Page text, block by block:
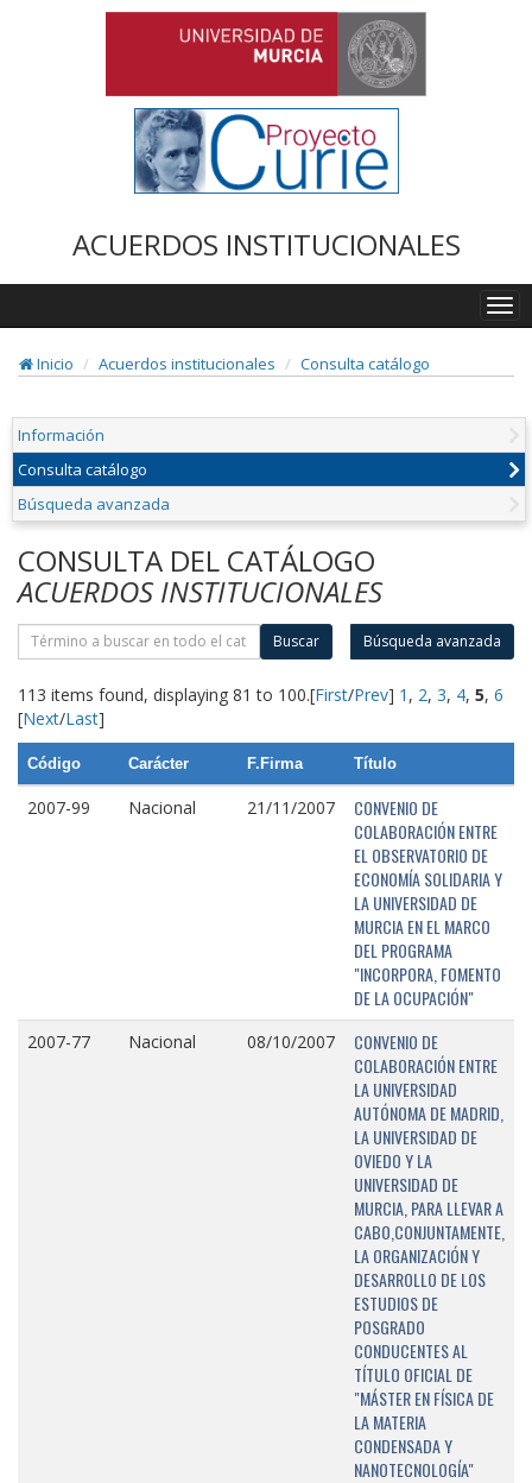
ACUERDOS INSTITUCIONALES
Inicio
Acuerdos institucionales Consulta catálogo
Información
Consulta catálogo
Búsqueda avanzada
CONSULTA DEL CATÁLOGO
ACUERDOS INSTITUCIONALES
Buscar Búsqueda avanzada
113 items found, displaying 81 to 100.[First/Prev] 1 , 2, 3, 4, 5, 6
[Next/Last]
Código Carácter F.Firma Título
2007-99 Nacional 21/11/2007
CONVENIO DE
COLABORACIÓN ENTRE
EL OBSERVATORIO DE
ECONOMÍA SOLIDARIA Y
LA UNIVERSIDAD DE
MURCIA EN EL MARCO
DEL PROGRAMA
"INCORPORA, FOMENTO
DE LA OCUPACIÓN"
2007-77 Nacional 08/10/2007
CONVENIO DE
COLABORACIÓN ENTRE
LA UNIVERSIDAD
AUTÓNOMA DE MADRID,
LA UNIVERSIDAD DE
OVIEDO Y LA
UNIVERSIDAD DE
MURCIA, PARA LLEVAR A
CABO,CONJUNTAMENTE,
LA ORGANIZACIÓN Y
DESARROLLO DE LOS
ESTUDIOS DE
POSGRADO
CONDUCENTES AL
TÍTULO OFICIAL DE
"MÁSTER EN FÍSICA DE
LA MATERIA
CONDENSADA Y
NANOTECNOLOGÍA"